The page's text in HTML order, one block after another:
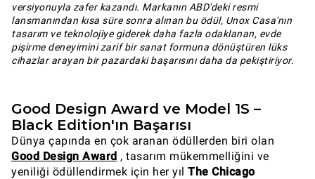
versiyonuyla zafer kazandı. Markanın ABD'deki resmi
lansmanından kısa süre sonra alınan bu ödül, Unox Casa'nın
tasarım ve teknolojiye giderek daha fazla odaklanan, evde
pişirme deneyimini zarif bir sanat formuna dönüştüren lüks
cihazlar arayan bir pazardaki başarısını daha da pekiştiriyor.
Good Design Award ve Model 1S –
Black Edition'ın Başarısı
Dünya çapında en çok aranan ödüllerden biri olan
Good Design Award , tasarım mükemmelliğini ve
yeniliği ödüllendirmek için her yıl The Chicago